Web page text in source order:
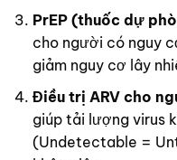
PrEP (thuốc dự
cho người có nguy
giảm nguy cơ lây
Điều trị ARV cho
giúp tải lượng virus
(Undetectable =